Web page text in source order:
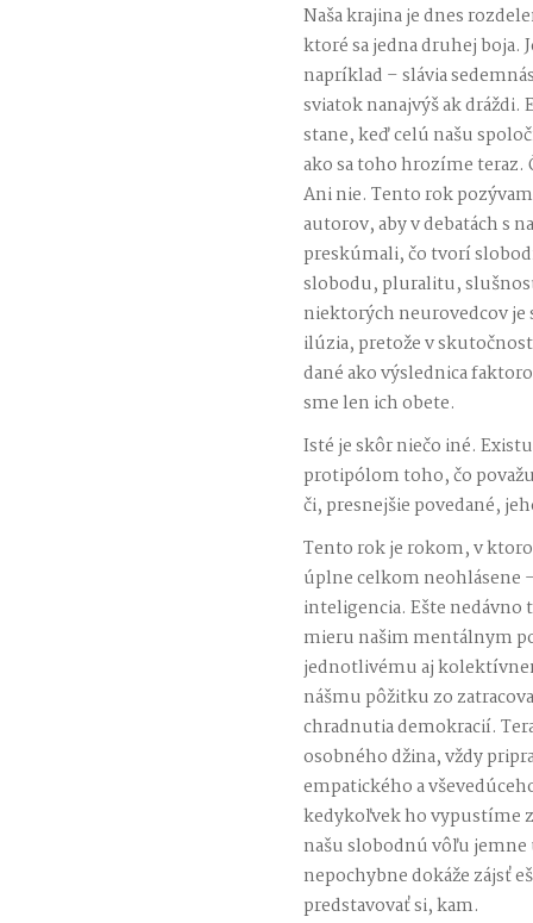
Naša krajina je dnes
ktoré sa jedna druhej
napríklad – slávia
sviatok nanajvýš ak dráždi.
stane, keď celú našu
ako sa toho hrozíme
Ani nie. Tento rok
autorov, aby v debatách s
preskúmali, čo tvorí
slobodu, pluralitu,
niektorých neurovedcov je
ilúzia, pretože v
dané ako výslednica
sme len ich obete.
Isté je skôr niečo iné.
protipólom toho, čo
či, presnejšie povedané,
Tento rok je rokom, v
úplne celkom neohlásene
inteligencia. Ešte
mieru našim mentálnym
jednotlivému aj
nášmu pôžitku zo
chradnutia demokracií.
osobného džina, vždy
empatického a
kedykoľvek ho vypustíme
našu slobodnú vôľu
nepochybne dokáže zájsť
predstavovať si, kam.